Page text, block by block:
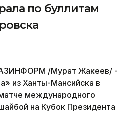
по буллитам
/Мурат Жакеев/ -
из Ханты-Мансийска в
международного
на Кубок Президента